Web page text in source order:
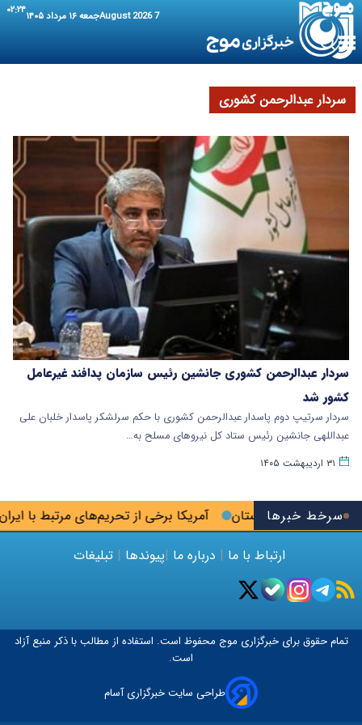
7 August 2026 جمعه ۱۶ مرداد ۱۴۰۵ ۰۲:۲۴
سرخط خبرها آمریکا برخی از تحریم‌های مرتبط با ایران
سردار عبدالرحمن کشوری
سردار عبدالرحمن کشوری جانشین رئیس سازمان پدافند غیرعامل
کشور شد
سردار سرتیپ دوم پاسدار عبدالرحمن کشوری با حکم سرلشکر پاسدار خلبان علی
عبداللهی جانشین رئیس ستاد کل نیروهای مسلح به…
۳۱ اردیبهشت ۱۴۰۵
ارتباط با ما | درباره ما |پیوندها | تبلیغات
تمام حقوق برای خبرگزاری موج محفوظ است. استفاده از مطالب با ذکر منبع آزاد
است.
طراحی سایت خبرگزاری آسام